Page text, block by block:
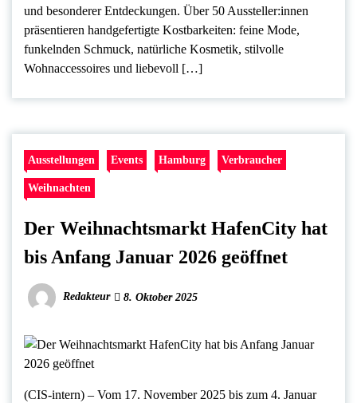
und besonderer Entdeckungen. Über 50 Aussteller:innen
präsentieren handgefertigte Kostbarkeiten: feine Mode,
funkelnden Schmuck, natürliche Kosmetik, stilvolle
Wohnaccessoires und liebevoll […]
Ausstellungen Events Hamburg Verbraucher
Weihnachten
Der Weihnachtsmarkt HafenCity hat
bis Anfang Januar 2026 geöffnet
Redakteur 8. Oktober 2025
(CIS-intern) – Vom 17. November 2025 bis zum 4. Januar